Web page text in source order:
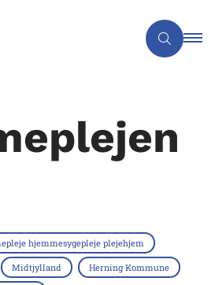
hjemmesygepleje plejehjem
Midtjylland Herning Kommune